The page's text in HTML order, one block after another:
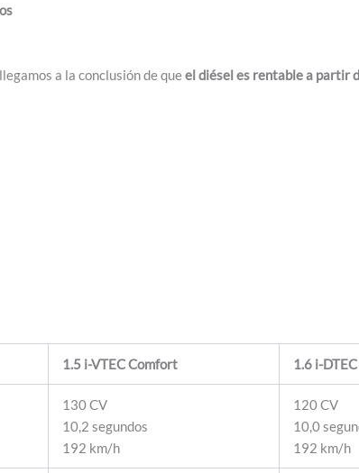
a la conclusión de queel diésel es rentable a partir
1.5 i-VTEC Comfort 1.6 i-
130 CV
10,2 segundos
192 km/h
120 CV
10,0
192 km/h